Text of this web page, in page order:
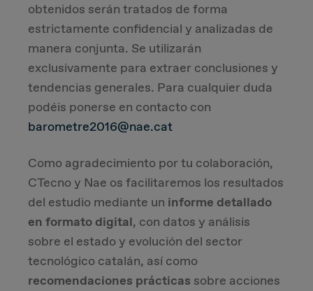
obtenidos serán tratados de forma
estrictamente confidencial y analizadas de
manera conjunta. Se utilizarán
exclusivamente para extraer conclusiones y
tendencias generales. Para cualquier duda
podéis ponerse en contacto con
barometre2016@nae.cat
Como agradecimiento por tu colaboración,
CTecno y Nae os facilitaremos los resultados
del estudio mediante un informe detallado
en formato digital, con datos y análisis
sobre el estado y evolución del sector
tecnológico catalán, así como
recomendaciones prácticas sobre acciones